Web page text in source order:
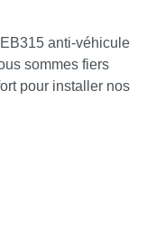
anti-véhicule
sommes fiers
pour installer nos